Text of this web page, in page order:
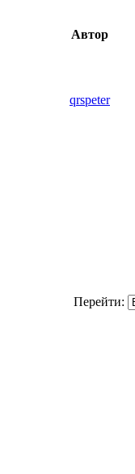
Автор
qrspeter
Перейти: